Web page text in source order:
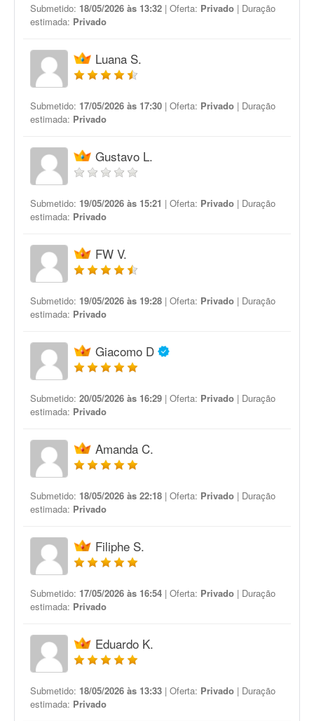
Submetido: 18/05/2026 às 13:32 | Oferta: Privado | Duração
estimada: Privado
Luana S.
Submetido: 17/05/2026 às 17:30 | Oferta: Privado | Duração
estimada: Privado
Gustavo L.
Submetido: 19/05/2026 às 15:21 | Oferta: Privado | Duração
estimada: Privado
FW V.
Submetido: 19/05/2026 às 19:28 | Oferta: Privado | Duração
estimada: Privado
Giacomo D
Submetido: 20/05/2026 às 16:29 | Oferta: Privado | Duração
estimada: Privado
Amanda C.
Submetido: 18/05/2026 às 22:18 | Oferta: Privado | Duração
estimada: Privado
Filiphe S.
Submetido: 17/05/2026 às 16:54 | Oferta: Privado | Duração
estimada: Privado
Eduardo K.
Submetido: 18/05/2026 às 13:33 | Oferta: Privado | Duração
estimada: Privado